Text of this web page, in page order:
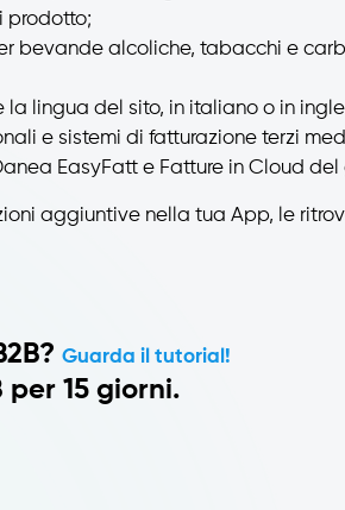
prodotto;
bevande alcoliche, tabacchi e
lingua del sito, in italiano o in
e sistemi di fatturazione terzi
EasyFatt e Fatture in Cloud del
aggiuntive nella tua App, le
Guarda il tutorial!
per 15 giorni.